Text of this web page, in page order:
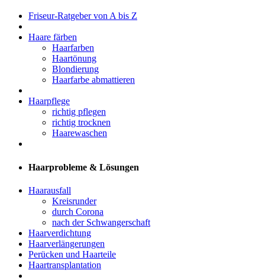
Friseur-Ratgeber von A bis Z
Haare färben
Haarfarben
Haartönung
Blondierung
Haarfarbe abmattieren
Haarpflege
richtig pflegen
richtig trocknen
Haarewaschen
Haarprobleme & Lösungen
Haarausfall
Kreisrunder
durch Corona
nach der Schwangerschaft
Haarverdichtung
Haarverlängerungen
Perücken und Haarteile
Haartransplantation